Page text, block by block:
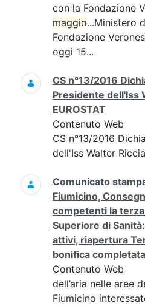
con la Fondazione
maggio...Ministero
Fondazione
oggi 15...
CS n°13/2016
Presidente dell'Iss
EUROSTAT
Contenuto Web
CS n°13/2016
dell'Iss Walter
Comunicato
Fiumicino,
competenti la
Superiore di
attivi, riapertura
bonifica completata
Contenuto Web
dell’aria nelle aree
Fiumicino